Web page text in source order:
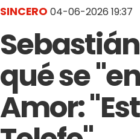
SINCERO 04-06-2026 19:37
qué se
Amor: